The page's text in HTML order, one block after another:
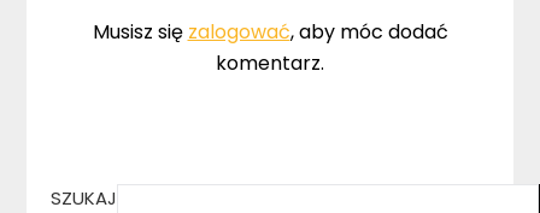
Musisz się zalogować, aby móc dodać
komentarz.
SZUKAJ